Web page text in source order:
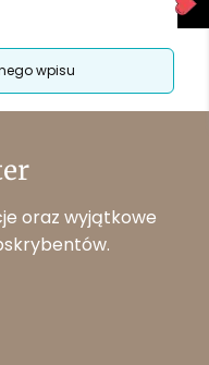
wpisu
oraz wyjątkowe